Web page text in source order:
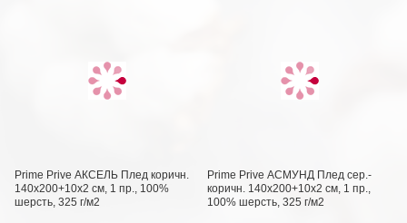
Prime Prive АКСЕЛЬ Плед коричн.
140х200+10х2 см, 1 пр., 100%
шерсть, 325 г/м2
Prime Prive АСМУНД Плед сер.-
коричн. 140х200+10х2 см, 1 пр.,
100% шерсть, 325 г/м2